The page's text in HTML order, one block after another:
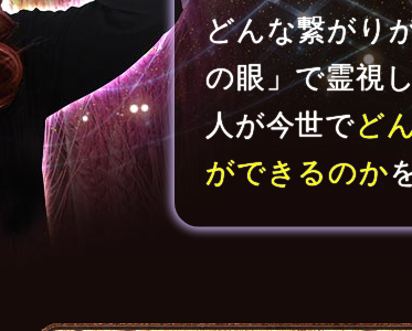
どんな繋がり
の眼」で霊視
人が今世でど
ができるのか